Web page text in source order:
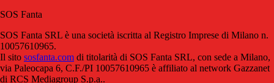
SOS Fanta
SOS Fanta SRL è una società iscritta al Registro Imprese di Milano n.
10057610965.
Il sito sosfanta.com di titolarità di SOS Fanta SRL, con sede a Milano,
via Paleocapa 6, C.F./PI 10057610965 è affiliato al network Gazzanet
di RCS Mediagroup S.p.a..